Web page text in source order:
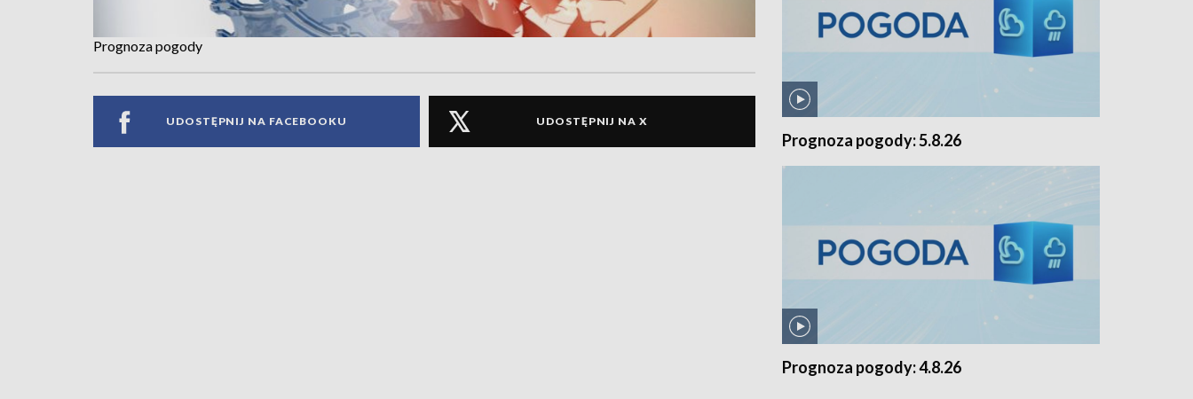
Prognoza pogody
UDOSTĘPNIJ NA FACEBOOKU UDOSTĘPNIJ NA X
Prognoza pogody: 5.8.26
Prognoza pogody: 4.8.26